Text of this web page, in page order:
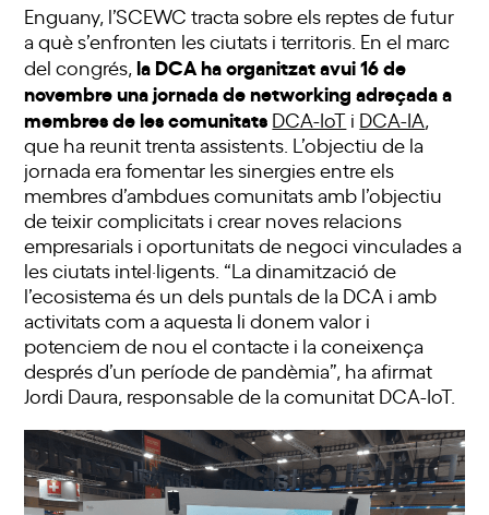
Enguany, l’SCEWC tracta sobre els reptes de futur
a què s’enfronten les ciutats i territoris. En el marc
del congrés,la DCA ha organitzat avui 16 de
novembre una jornada de networking adreçada a
membres de les comunitats DCA-IoT i DCA-IA
que ha reunit trenta assistents. L’objectiu de la
jornada era fomentar les sinergies entre els
membres d’ambdues comunitats amb l’objectiu
de teixir complicitats i crear noves relacions
empresarials i oportunitats de negoci vinculades a
les ciutats intel·ligents. “La dinamització de
l’ecosistema és un dels puntals de la DCA i amb
activitats com a aquesta li donem valor i
potenciem de nou el contacte i la coneixença
després d’un període de pandèmia”, ha afirmat
Jordi Daura, responsable de la comunitat DCA-IoT.